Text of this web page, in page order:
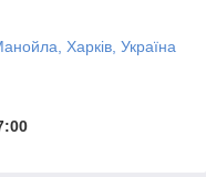
Харків, Україна